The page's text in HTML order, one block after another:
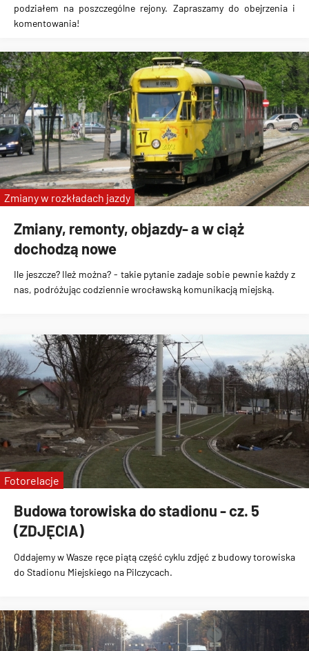
podziałem na poszczególne rejony. Zapraszamy do obejrzenia i
komentowania!
Zmiany, remonty, objazdy- a w ciąż
dochodzą nowe
Ile jeszcze? Ileż można? - takie pytanie zadaje sobie pewnie każdy z
nas, podróżując codziennie wrocławską komunikacją miejską.
Zmiany w rozkładach jazdy
Budowa torowiska do stadionu - cz. 5
(ZDJĘCIA)
Oddajemy w Wasze ręce piątą część cyklu zdjęć z budowy torowiska
do Stadionu Miejskiego na Pilczycach.
Fotorelacje